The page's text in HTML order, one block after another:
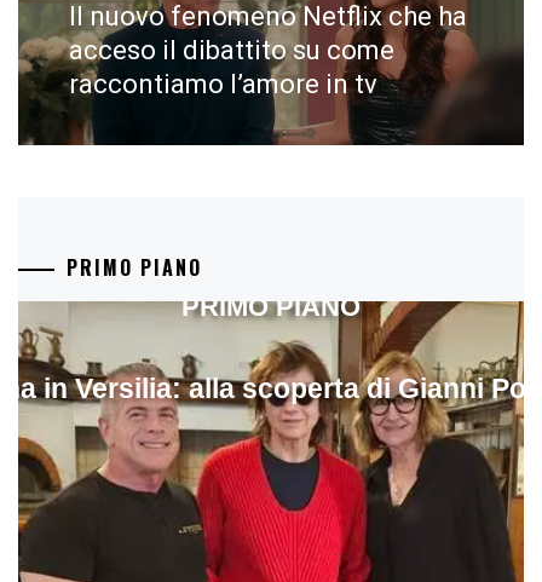
Next
post:
Il nuovo fenomeno Netflix che ha
acceso il dibattito su come
raccontiamo l’amore in tv
PRIMO PIANO
in Versilia: alla scoperta di Gianni
PRIMO PIANO